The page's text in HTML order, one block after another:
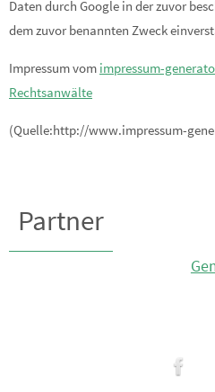
Daten durch Google in der zuvor
dem zuvor benannten Zweck
Impressum vom impressum-
Rechtsanwälte
(Quelle:http://www.impressum-
Partner